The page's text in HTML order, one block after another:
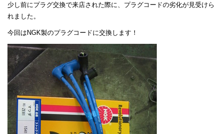
少し前にプラグ交換で来店された際に、プラグコードの劣化が見受けら
れました。
今回はNGK製のプラグコードに交換します！